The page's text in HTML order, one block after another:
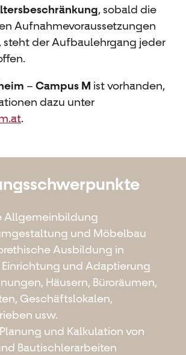
, sobald die
Aufnahmevoraussetzungen
der Aufbaulehrgang jeder
– Campus M ist vorhanden,
dazu unter
.
Allgemeinbildung
und Möbelbau
Ausbildung in
Einrichtung und Adaptierung
Häusern, Büroräumen,
Geschäftslokalen,
usw.
und Kalkulation von
Bautischlerarbeiten